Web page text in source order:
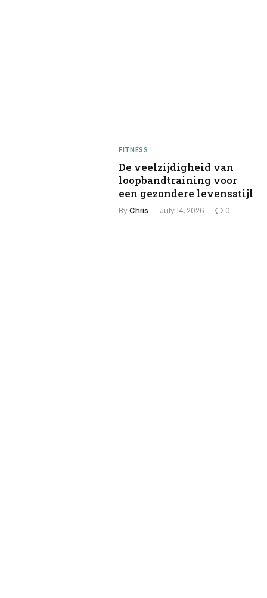
FITNESS
De veelzijdigheid van
loopbandtraining voor
een gezondere levensstijl
ByChris July 14, 2026 0